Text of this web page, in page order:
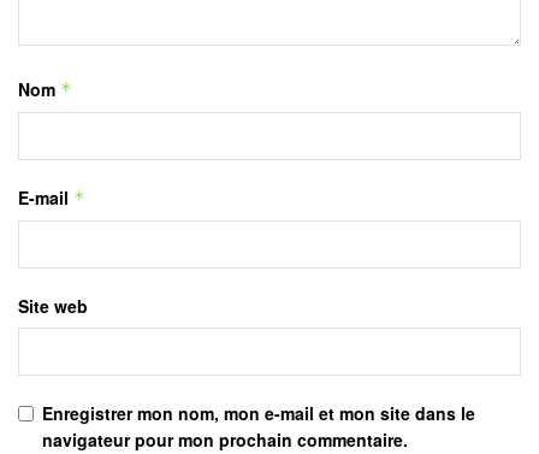
Nom *
E-mail *
Site web
Enregistrer mon nom, mon e-mail et mon site dans le
navigateur pour mon prochain commentaire.